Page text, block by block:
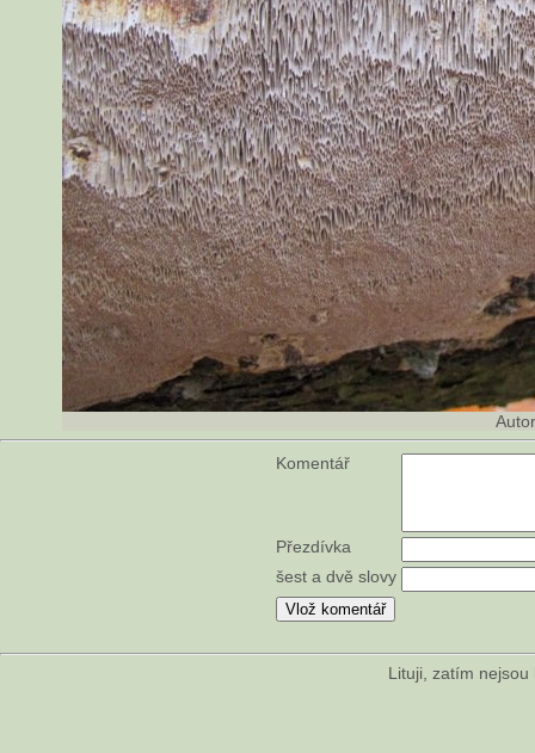
Komentář
Přezdívka
šest a dvě slovy
Lituji, zatím